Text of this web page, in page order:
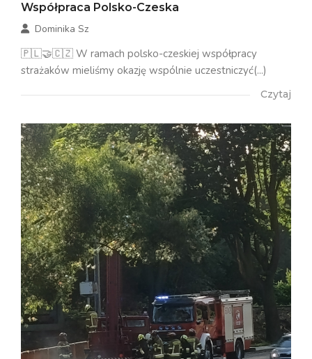
Współpraca Polsko-Czeska
Dominika Sz
🇵🇱🤝🇨🇿 W ramach polsko-czeskiej współpracy
strażaków mieliśmy okazję wspólnie uczestniczyć(...)
Czytaj